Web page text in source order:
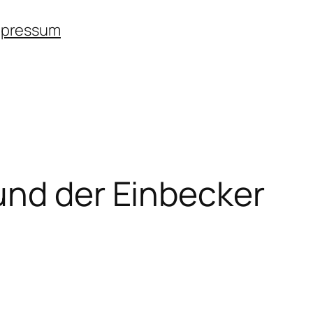
der Einbecker